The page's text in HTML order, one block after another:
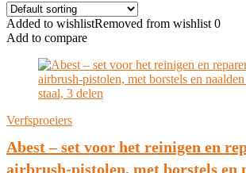
Added to wishlistRemoved from wishlist 0
Add to compare
Verfsproeiers
Abest – set voor het reinigen en
airbrush-pistolen, met borstels en